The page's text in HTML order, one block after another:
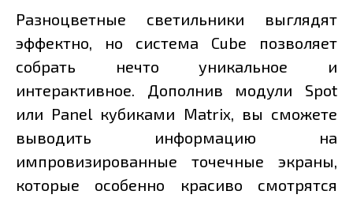
Разноцветные светильники выглядят
эффектно, но система Cube позволяет
собрать нечто уникальное и
интерактивное. Дополнив модули Spot
или Panel кубиками Matrix, вы сможете
выводить информацию на
импровизированные точечные экраны,
которые особенно красиво смотрятся